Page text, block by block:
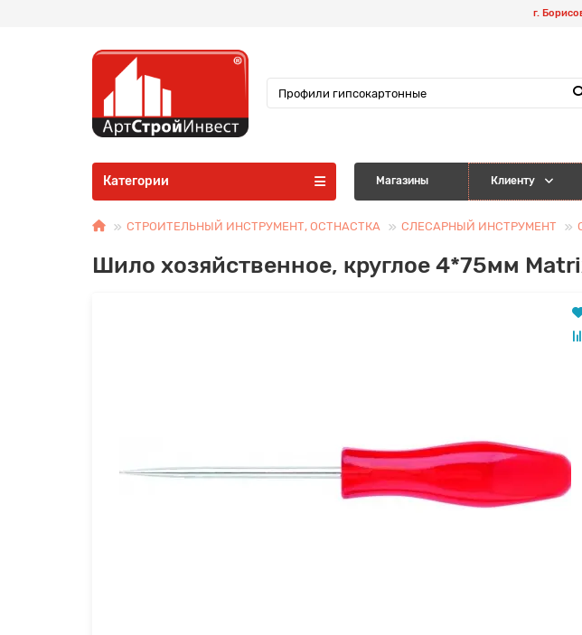
г.
Категории Магазины Клиенту
СТРОИТЕЛЬНЫЙ ИНСТРУМЕНТ, ОСТНАСТКА СЛЕСАРНЫЙ ИНСТРУМЕНТ
Шило хозяйственное, круглое 4*75мм